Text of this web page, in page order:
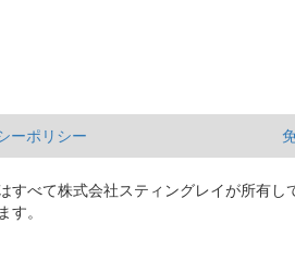
ーポリシー
べて株式会社スティングレイが所有し
す。